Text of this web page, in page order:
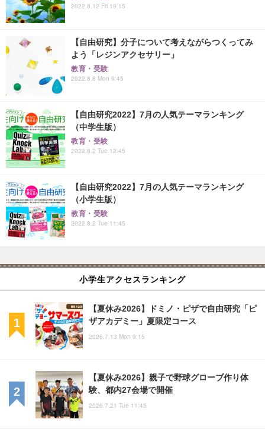
2022.8.12 Fri 19:15
【自由研究】分子について考えながらつくってみ
よう「レジンアクセサリー」
教育・受験
2022.8.8 Mon 9:45
【自由研究2022】7月の人気テーマランキング
（中学生版）
教育・受験
2022.8.2 Tue 12:45
【自由研究2022】7月の人気テーマランキング
（小学生版）
教育・受験
2022.8.2 Tue 11:45
小学生アクセスランキング
【夏休み2026】ドミノ・ピザで自由研究「ピ
ザアカデミー」夏限定コース
2026.7.13 Mon 9:15
【夏休み2026】親子で野球グローブ作り体
験、都内27会場で開催
2026.7.21 Tue 11:45